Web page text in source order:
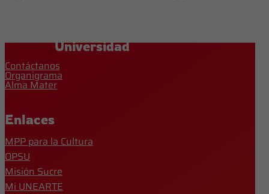
Universidad
Contáctanos
Organigrama
Alma Mater
Enlaces
MPP para la Cultura
OPSU
Misión Sucre
Mi UNEARTE